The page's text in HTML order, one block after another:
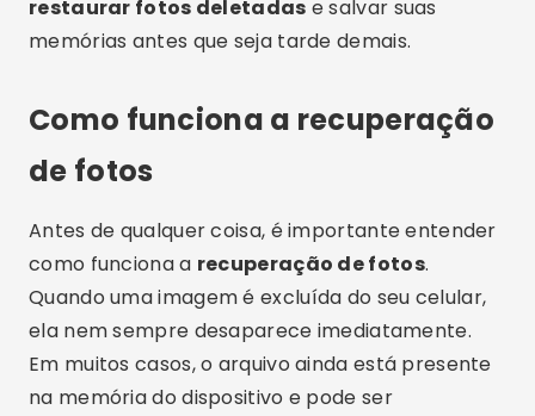
restaurar fotos deletadas e salvar suas
memórias antes que seja tarde demais.
Como funciona a recuperação
de fotos
Antes de qualquer coisa, é importante entender
como funciona a recuperação de fotos.
Quando uma imagem é excluída do seu celular,
ela nem sempre desaparece imediatamente.
Em muitos casos, o arquivo ainda está presente
na memória do dispositivo e pode ser